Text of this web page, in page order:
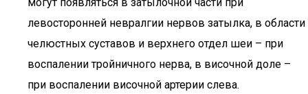
левосторонней невралгии нервов затылка, в области
челюстных суставов и верхнего отдел шеи – при
воспалении тройничного нерва, в височной доле –
при воспалении височной артерии слева.